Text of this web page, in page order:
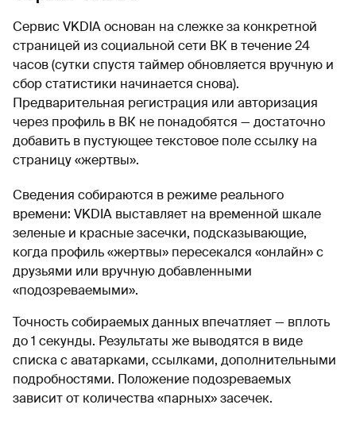
Сервис VKDIA основан на слежке за конкретной
страницей из социальной сети ВК в течение 24
часов (сутки спустя таймер обновляется вручную и
сбор статистики начинается снова).
Предварительная регистрация или авторизация
через профиль в ВК не понадобятся — достаточно
добавить в пустующее текстовое поле ссылку на
страницу «жертвы».
Сведения собираются в режиме реального
времени: VKDIA выставляет на временной шкале
зеленые и красные засечки, подсказывающие,
когда профиль «жертвы» пересекался «онлайн» с
друзьями или вручную добавленными
«подозреваемыми».
Точность собираемых данных впечатляет — вплоть
до 1 секунды. Результаты же выводятся в виде
списка с аватарками, ссылками, дополнительными
подробностями. Положение подозреваемых
зависит от количества «парных» засечек.